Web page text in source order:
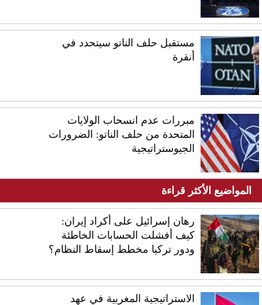
مستقبل حلف الناتو سيتحدد في
أنقرة
مبررات عدم انسحاب الولايات
المتحدة من حلف الناتو: الضرورات
الجيوستراتيجية
المواضيع الأكثر قراءة
رهان إسرائيل على أكراد إيران:
كيف أفشلت الحسابات الخاطئة
ودور تركيا مخطط إسقاط النظام؟
الاستراتيجية المغربية في عهد